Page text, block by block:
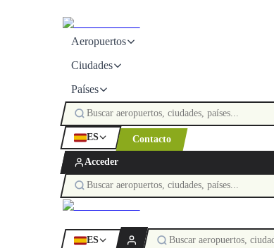
Aeropuertos
Ciudades
Países
ES Contacto
Acceder
ES